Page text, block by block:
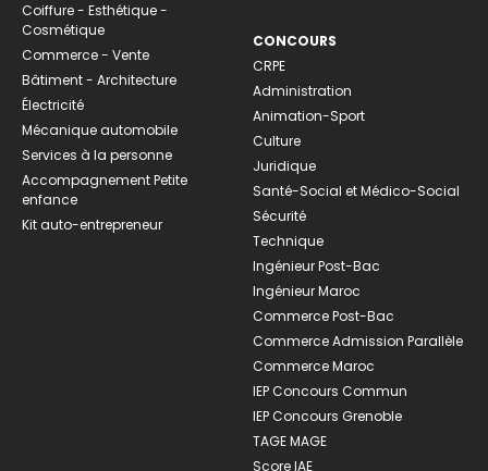
Coiffure - Esthétique -
Cosmétique
Commerce - Vente
Bâtiment - Architecture
Électricité
Mécanique automobile
Services à la personne
Accompagnement Petite
enfance
Kit auto-entrepreneur
CONCOURS
CRPE
Administration
Animation-Sport
Culture
Juridique
Santé-Social et Médico-Social
Sécurité
Technique
Ingénieur Post-Bac
Ingénieur Maroc
Commerce Post-Bac
Commerce Admission Parallèle
Commerce Maroc
IEP Concours Commun
IEP Concours Grenoble
TAGE MAGE
Score IAE